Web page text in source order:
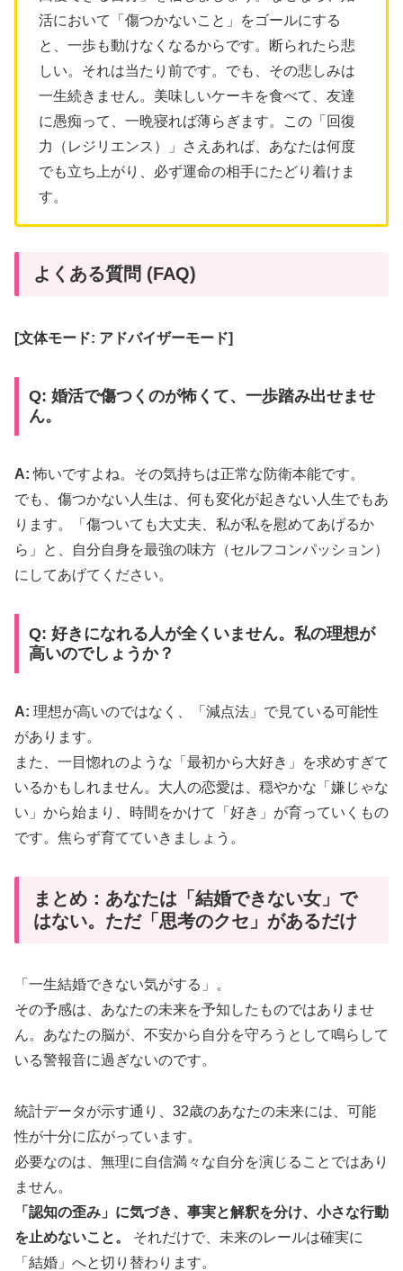
活において「傷つかないこと」をゴールにする
と、一歩も動けなくなるからです。断られたら悲
しい。それは当たり前です。でも、その悲しみは
一生続きません。美味しいケーキを食べて、友達
に愚痴って、一晩寝れば薄らぎます。この「回復
力（レジリエンス）」さえあれば、あなたは何度
でも立ち上がり、必ず運命の相手にたどり着けま
す。
よくある質問 (FAQ)
[文体モード: アドバイザーモード]
Q: 婚活で傷つくのが怖くて、一歩踏み出せませ
ん。
A: 怖いですよね。その気持ちは正常な防衛本能です。
でも、傷つかない人生は、何も変化が起きない人生でもあ
ります。「傷ついても大丈夫、私が私を慰めてあげるか
ら」と、自分自身を最強の味方（セルフコンパッション）
にしてあげてください。
Q: 好きになれる人が全くいません。私の理想が
高いのでしょうか？
A: 理想が高いのではなく、「減点法」で見ている可能性
があります。
また、一目惚れのような「最初から大好き」を求めすぎて
いるかもしれません。大人の恋愛は、穏やかな「嫌じゃな
い」から始まり、時間をかけて「好き」が育っていくもの
です。焦らず育てていきましょう。
まとめ：あなたは「結婚できない女」で
はない。ただ「思考のクセ」があるだけ
「一生結婚できない気がする」。
その予感は、あなたの未来を予知したものではありませ
ん。あなたの脳が、不安から自分を守ろうとして鳴らして
いる警報音に過ぎないのです。
統計データが示す通り、32歳のあなたの未来には、可能
性が十分に広がっています。
必要なのは、無理に自信満々な自分を演じることではあり
ません。
「認知の歪み」に気づき、事実と解釈を分け、小さな行動
を止めないこと。
それだけで、未来のレールは確実に
「結婚」へと切り替わります。